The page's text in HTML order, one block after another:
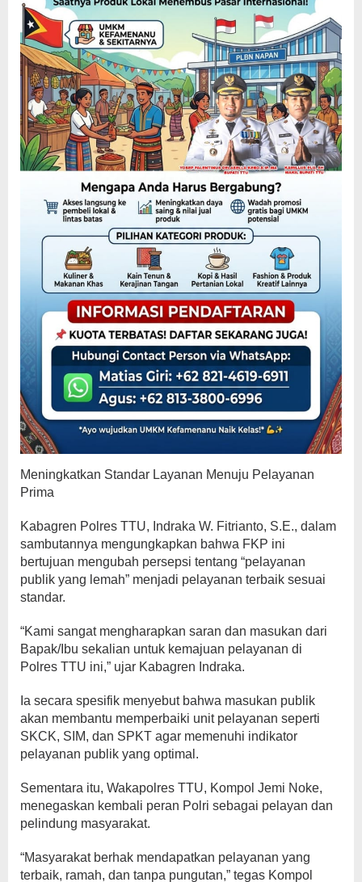
Meningkatkan Standar Layanan Menuju Pelayanan
Prima
Kabagren Polres TTU, Indraka W. Fitrianto, S.E., dalam
sambutannya mengungkapkan bahwa FKP ini
bertujuan mengubah persepsi tentang “pelayanan
publik yang lemah” menjadi pelayanan terbaik sesuai
standar.
“Kami sangat mengharapkan saran dan masukan dari
Bapak/Ibu sekalian untuk kemajuan pelayanan di
Polres TTU ini,” ujar Kabagren Indraka.
Ia secara spesifik menyebut bahwa masukan publik
akan membantu memperbaiki unit pelayanan seperti
SKCK, SIM, dan SPKT agar memenuhi indikator
pelayanan publik yang optimal.
Sementara itu, Wakapolres TTU, Kompol Jemi Noke,
menegaskan kembali peran Polri sebagai pelayan dan
pelindung masyarakat.
“Masyarakat berhak mendapatkan pelayanan yang
terbaik, ramah, dan tanpa pungutan,” tegas Kompol